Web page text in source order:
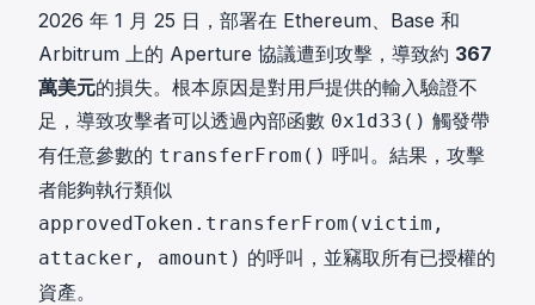
2026 年 1 月 25 日，部署在 Ethereum、Base 和
Arbitrum 上的 Aperture 協議遭到攻擊，導致約 367
萬美元的損失。根本原因是對用戶提供的輸入驗證不
足，導致攻擊者可以透過內部函數 0x1d33() 觸發帶
有任意參數的 transferFrom() 呼叫。結果，攻擊
者能夠執行類似
approvedToken.transferFrom(victim,
attacker, amount) 的呼叫，並竊取所有已授權的
資產。